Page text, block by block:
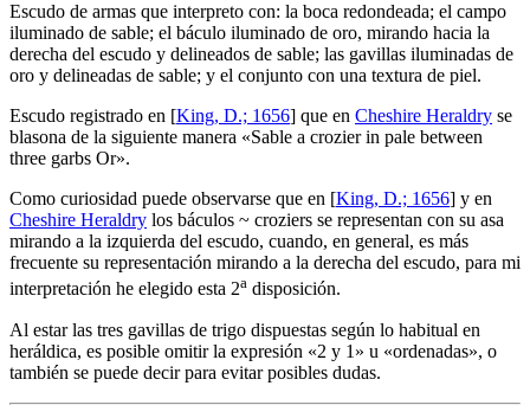
Escudo de armas que interpreto con: la boca redondeada; el campo
iluminado de sable; el báculo iluminado de oro, mirando hacia la
derecha del escudo y delineados de sable; las gavillas iluminadas de
oro y delineadas de sable; y el conjunto con una textura de piel.
Escudo registrado en [King, D.; 1656] que en Cheshire Heraldry se
blasona de la siguiente manera «Sable a crozier in pale between
three garbs Or».
Como curiosidad puede observarse que en [King, D.; 1656] y en
Cheshire Heraldry los báculos ~ croziers se representan con su asa
mirando a la izquierda del escudo, cuando, en general, es más
frecuente su representación mirando a la derecha del escudo, para mi
interpretación he elegido esta 2a disposición.
Al estar las tres gavillas de trigo dispuestas según lo habitual en
heráldica, es posible omitir la expresión «2 y 1 » u «ordenadas», o
también se puede decir para evitar posibles dudas.